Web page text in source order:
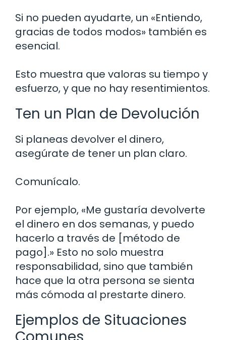
Si no pueden ayudarte, un «Entiendo,
gracias de todos modos» también es
esencial.
Esto muestra que valoras su tiempo y
esfuerzo, y que no hay resentimientos.
Ten un Plan de Devolución
Si planeas devolver el dinero,
asegúrate de tener un plan claro.
Comunícalo.
Por ejemplo, «Me gustaría devolverte
el dinero en dos semanas, y puedo
hacerlo a través de [método de
pago].» Esto no solo muestra
responsabilidad, sino que también
hace que la otra persona se sienta
más cómoda al prestarte dinero.
Ejemplos de Situaciones